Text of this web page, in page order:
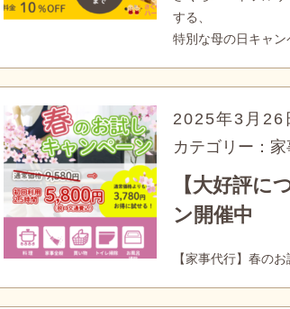
する、
特別な母の日キャン
2025年3月26
カテゴリー：
【大好評に
ン開催中
【家事代行】春の